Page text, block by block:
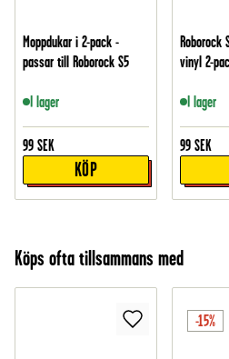
Moppdukar i 2-pack -
passar till Roborock S5
I lager
99 SEK
KÖP
Roborock
vinyl 2-
I lager
99 SEK
Köps ofta tillsammans med
-15%